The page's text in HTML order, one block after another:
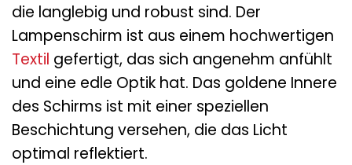
die langlebig und robust sind. Der
Lampenschirm ist aus einem hochwertigen
Textil gefertigt, das sich angenehm anfühlt
und eine edle Optik hat. Das goldene Innere
des Schirms ist mit einer speziellen
Beschichtung versehen, die das Licht
optimal reflektiert.